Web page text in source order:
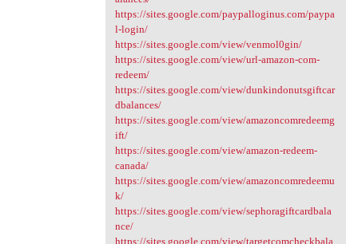
https://sites.google.com/paypalloginus.com/paypa
l-login/
https://sites.google.com/view/venmol0gin/
https://sites.google.com/view/url-amazon-com-
redeem/
https://sites.google.com/view/dunkindonutsgiftcar
dbalances/
https://sites.google.com/view/amazoncomredeemg
ift/
https://sites.google.com/view/amazon-redeem-
canada/
https://sites.google.com/view/amazoncomredeemu
k/
https://sites.google.com/view/sephoragiftcardbala
nce/
https://sites.google.com/view/targetcomcheckbala